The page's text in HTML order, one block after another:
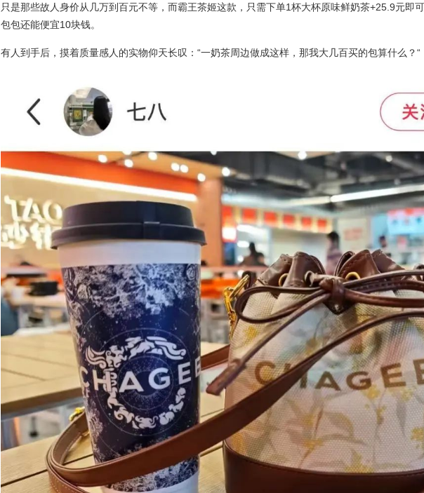
只是那些故人身价从几万到百元不等，而霸王茶姬这款，只需下单1杯大杯原味鲜奶茶+25.9元
包包还能便宜10块钱。
有人到手后，摸着质量感人的实物仰天长叹：“一奶茶周边做成这样，那我大几百买的包算什么？“